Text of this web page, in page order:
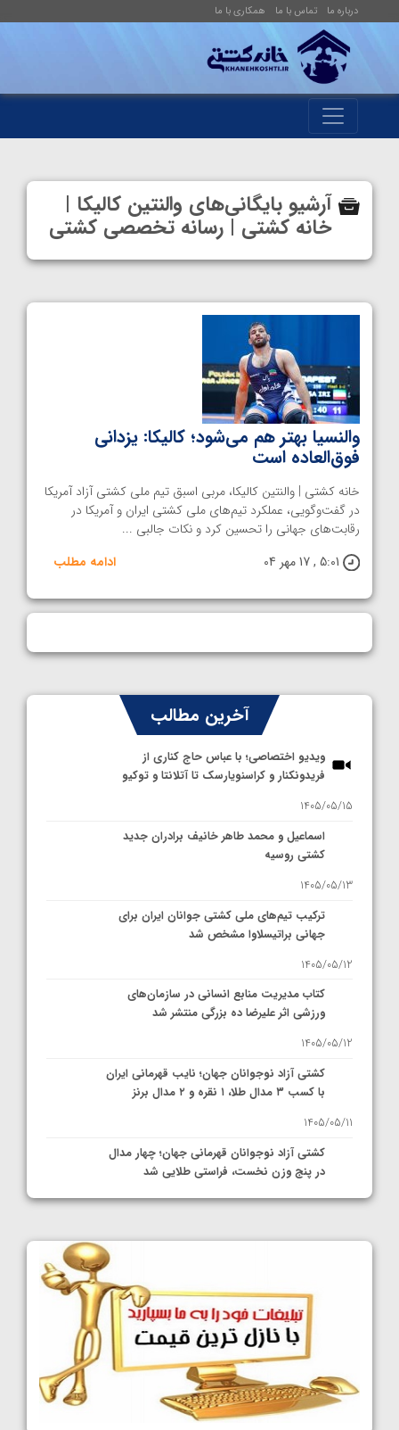
درباره ما تماس با ما همکاری با ما
آرشیو بایگانی‌های والنتین کالیکا |
خانه کشتی | رسانه تخصصی کشتی
والنسیا بهتر هم می‌شود؛ کالیکا: یزدانی
فوق‌العاده است
خانه کشتی | والنتین کالیکا، مربی اسبق تیم ملی کشتی آزاد آمریکا
در گفت‌وگویی، عملکرد تیم‌های ملی کشتی ایران و آمریکا در
رقابت‌های جهانی را تحسین کرد و نکات جالبی ...
5:01 , 17 مهر 04
ادامه مطلب
آخرین مطالب
ویدیو اختصاصی؛ با عباس حاج کناری از
فریدونکنار و کراسنویارسک تا آتلانتا و توکیو
1405/05/15
اسماعیل و محمد طاهر خانیف برادران جدید
کشتی روسیه
1405/05/13
ترکیب تیم‌های ملی کشتی جوانان ایران برای
جهانی براتیسلاوا مشخص شد
1405/05/12
کتاب مدیریت منابع انسانی در سازمان‌های
ورزشی اثر علیرضا ده بزرگی منتشر شد
1405/05/12
کشتی آزاد نوجوانان جهان؛ نایب قهرمانی ایران
با کسب ۳ مدال طلا، ۱ نقره و ۲ مدال برنز
1405/05/11
کشتی آزاد نوجوانان قهرمانی جهان؛ چهار مدال
در پنج وزن نخست، فراستی طلایی شد
1405/05/11
کشتی آزاد نوجوانان جهان؛ رقبای نمایندگان
ایران مشخص شدند
1405/05/08
کشتی فرنگی نوجوانان جهان؛ سکوی تیمی
سوم برای ایران